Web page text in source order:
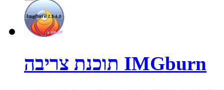
תוכנת צריבה IMGburn